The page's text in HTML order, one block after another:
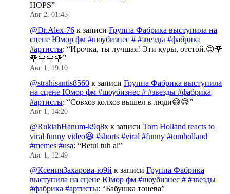
HOPS”
Авг 2, 01:45
@Dr.Alex-76 к записи Группа Фабрика выступила на
сцене Юмор фм #шоубизнес # #звезды #фабрика
#артисты: “Ирочка, ты лучшая! Эти куры, отстой.😊🌹
🌹🌹🌹🌹”
Авг 1, 19:10
@strahisantis8560 к записи Группа Фабрика выступила
на сцене Юмор фм #шоубизнес # #звезды #фабрика
#артисты: “Совхоз колхоз вышел в люди😅😅”
Авг 1, 14:20
@RukiahHanum-k9q8x к записи Tom Holland reacts to
viral funny video😆 #shorts #viral #funny #tomholland
#memes #usa: “Betul tuh ai”
Авг 1, 12:49
@КсенияЗахарова-ю9й к записи Группа Фабрика
выступила на сцене Юмор фм #шоубизнес # #звезды
#фабрика #артисты: “Бабушка тонева”